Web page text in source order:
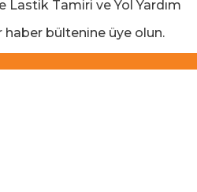
haber bültenine üye olun.